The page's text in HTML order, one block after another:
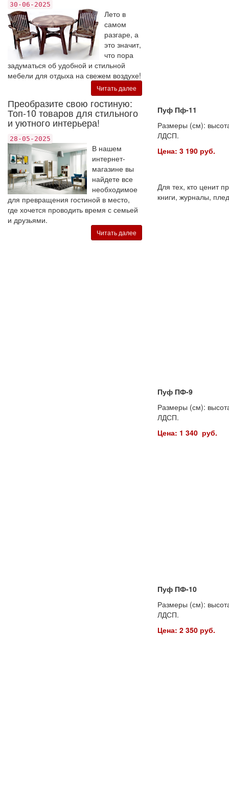
30-06-2025
Лето в
самом
разгаре, а
это значит,
что пора
задуматься об удобной и стильной
мебели для отдыха на свежем воздухе!
Читать далее
Преобразите свою гостиную:
Топ-10 товаров для стильного
и уютного интерьера!
28-05-2025
В нашем
интернет-
магазине вы
найдете все
необходимое
для превращения гостиной в место,
где хочется проводить время с семьей
и друзьями.
Читать далее
Пуф Пф-11
Размеры (см):
ЛДСП.
Цена: 3 190 руб.
Для тех, кто ценит
книги, журналы,
Пуф ПФ-9
Размеры (см):
ЛДСП.
Цена: 1 340 руб.
Пуф ПФ-10
Размеры (см):
ЛДСП.
Цена: 2 350 руб.